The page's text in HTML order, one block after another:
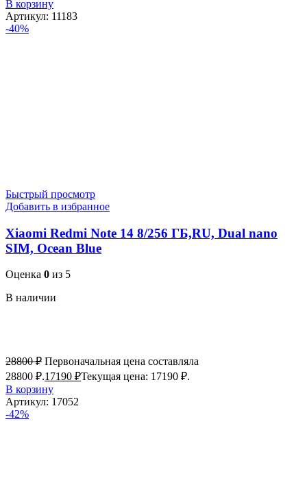
В корзину
Артикул: 11183
-40%
Быстрый просмотр
Добавить в избранное
Xiaomi Redmi Note 14 8/256 ГБ,RU, Dual nano
SIM, Ocean Blue
Оценка 0 из 5
В наличии
28800₽ Первоначальная цена составляла
28800 ₽.17190 ₽Текущая цена: 17190 ₽.
В корзину
Артикул: 17052
-42%